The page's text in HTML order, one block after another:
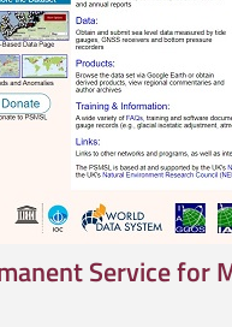
Service for